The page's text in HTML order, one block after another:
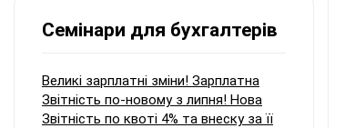
Семінари для бухгалтерів
Великі зарплатні зміни! Зарплатна
Звітність по-новому з липня! Нова
Звітність по квоті 4% та внеску за її